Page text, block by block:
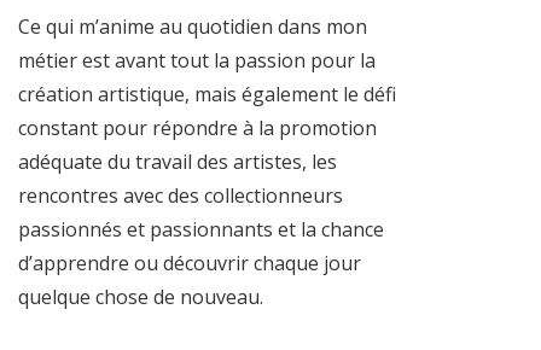
Ce qui m’anime au quotidien dans mon
métier est avant tout la passion pour la
création artistique, mais également le défi
constant pour répondre à la promotion
adéquate du travail des artistes, les
rencontres avec des collectionneurs
passionnés et passionnants et la chance
d’apprendre ou découvrir chaque jour
quelque chose de nouveau.